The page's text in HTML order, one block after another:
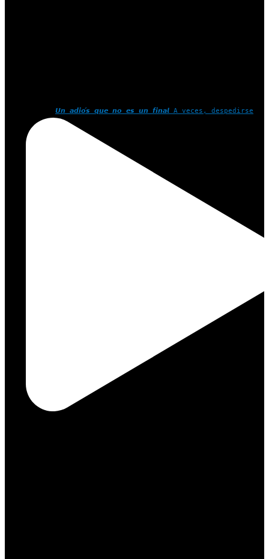
𝙐𝙣 𝙖𝙙𝙞𝙤́𝙨 𝙦𝙪𝙚 𝙣𝙤 𝙚𝙨 𝙪𝙣 𝙛𝙞𝙣𝙖𝙡 A veces, despedirse